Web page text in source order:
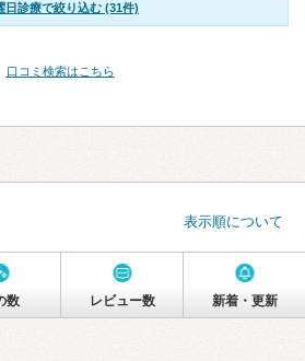
日診療で絞り込む (31件)
口コミ検索はこちら
表示順について
数 レビュー数 新着・更新